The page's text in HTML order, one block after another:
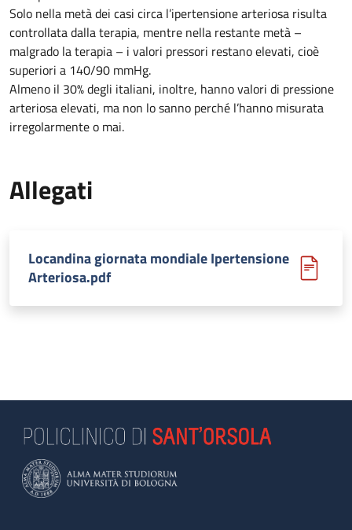
Solo nella metà dei casi circa l’ipertensione arteriosa risulta
controllata dalla terapia, mentre nella restante metà –
malgrado la terapia – i valori pressori restano elevati, cioè
superiori a 140/90 mmHg.
Almeno il 30% degli italiani, inoltre, hanno valori di pressione
arteriosa elevati, ma non lo sanno perché l’hanno misurata
irregolarmente o mai.
Allegati
Locandina giornata mondiale Ipertensione
Arteriosa.pdf